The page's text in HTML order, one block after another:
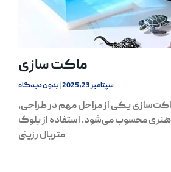
ماکت سازی
سپتامبر 23, 2025 بدون دیدگاه
یکی از مراحل مهم در طراحی،
محسوب می‌شود. استفاده از بلوک
متریال رزینی